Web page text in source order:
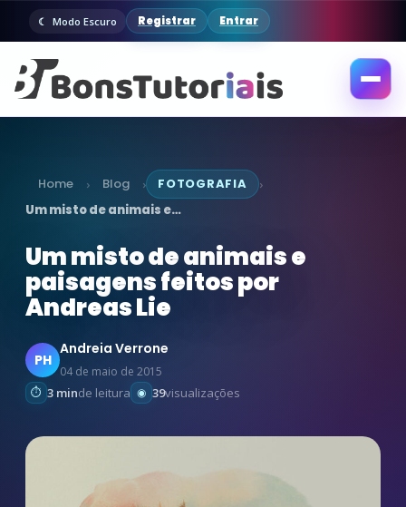
Modo Escuro Registrar Entrar
Abrir
Home › Blog › FOTOGRAFIA ›
Um misto de animais e…
Um misto de animais e
paisagens feitos por
Andreas Lie
PH
Andreia Verrone
04 de maio de 2015
3 minde leitura 39visualizações